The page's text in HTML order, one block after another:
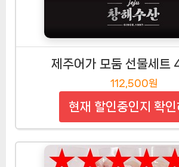
제주어가 모둠 선물세트
112,500원
현재 할인중인지 확인